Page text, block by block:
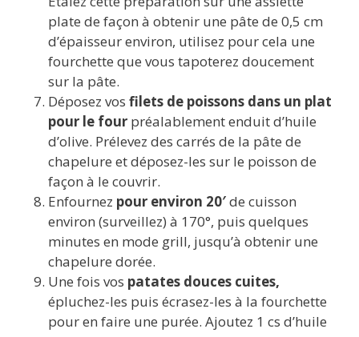
plate de façon à obtenir une pâte de 0,5 cm
d’épaisseur environ, utilisez pour cela une
fourchette que vous tapoterez doucement
sur la pâte.
Déposez vos filets de poissons dans un plat
pour le four préalablement enduit d’huile
d’olive. Prélevez des carrés de la pâte de
chapelure et déposez-les sur le poisson de
façon à le couvrir.
Enfournez pour environ 20′de cuisson
environ (surveillez) à 170°, puis quelques
minutes en mode grill, jusqu’à obtenir une
chapelure dorée.
Une fois vos patates douces cuites,
épluchez-les puis écrasez-les à la fourchette
pour en faire une purée. Ajoutez 1 cs d’huile